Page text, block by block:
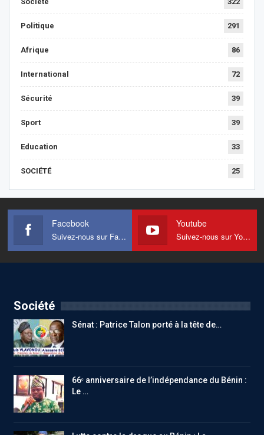
Politique 291
Afrique 86
International 72
Sécurité 39
Sport 39
Education 33
SOCIÉTÉ 25
Facebook
Suivez-nous sur Facebook
Youtube
Suivez-nous sur Youtube
Société
Sénat : Patrice Talon porté à la tête de…
66ᵉ anniversaire de l’indépendance du Bénin :
Le …